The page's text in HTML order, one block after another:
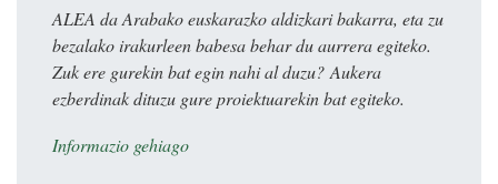
ALEA da Arabako euskarazko aldizkari bakarra, eta zu
bezalako irakurleen babesa behar du aurrera egiteko.
Zuk ere gurekin bat egin nahi al duzu? Aukera
ezberdinak dituzu gure proiektuarekin bat egiteko.
Informazio gehiago